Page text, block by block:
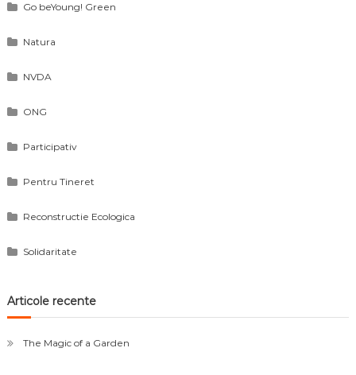
Go beYoung! Green
Natura
NVDA
ONG
Participativ
Pentru Tineret
Reconstructie Ecologica
Solidaritate
Articole recente
The Magic of a Garden